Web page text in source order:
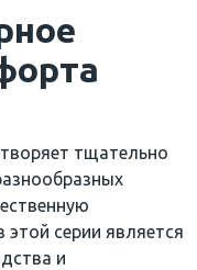
тщательно
серии является
и